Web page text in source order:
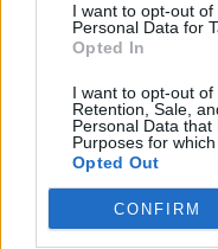
I want to opt-out
Personal Data for
Opted In
I want to opt-out of
Retention, Sale,
Personal Data
Purposes for
Opted Out
CONFIRM
Dany-X88
Dany-X88
FAQ's
NinaClara
Respostas:
0
FAQ: Códigos
Oferta de
valmello1